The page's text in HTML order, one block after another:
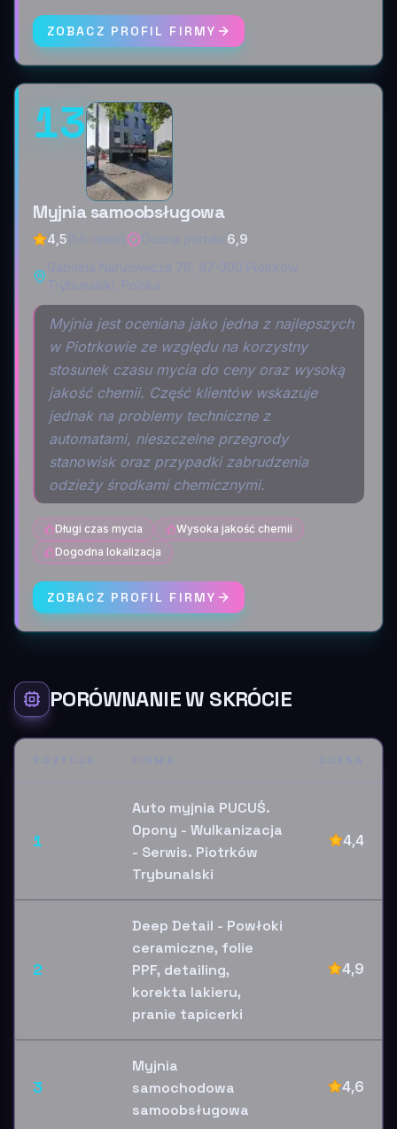
ZOBACZ PROFIL FIRMY
13
Myjnia samoobsługowa
4,5
6,9
Myjnia jest oceniana jako jedna z najlepszych
w Piotrkowie ze względu na korzystny
stosunek czasu mycia do ceny oraz wysoką
jakość chemii. Część klientów wskazuje
jednak na problemy techniczne z
automatami, nieszczelne przegrody
stanowisk oraz przypadki zabrudzenia
odzieży środkami chemicznymi.
Długi czas mycia
Wysoka jakość chemii
Dogodna lokalizacja
ZOBACZ PROFIL FIRMY
PORÓWNANIE W SKRÓCIE
1
Auto myjnia PUCUŚ.
Opony - Wulkanizacja
- Serwis. Piotrków
Trybunalski
4,4
2
Deep Detail - Powłoki
ceramiczne, folie
PPF, detailing,
korekta lakieru,
pranie tapicerki
4,9
3
Myjnia
samochodowa
samoobsługowa
4,6